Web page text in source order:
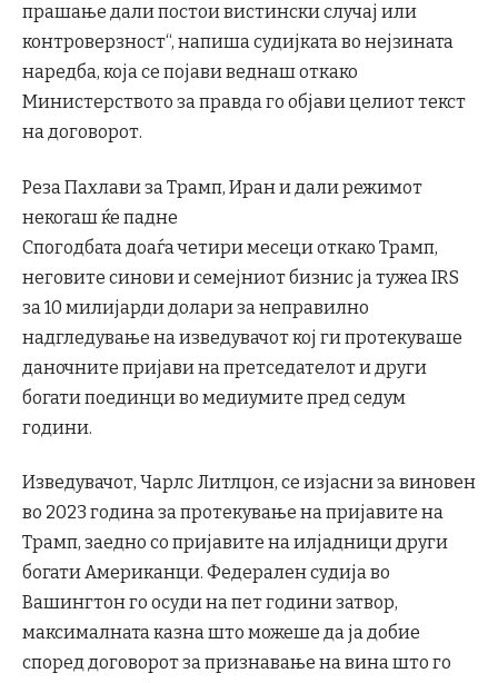
прашање дали постои вистински случај или
контроверзност“, напиша судијката во нејзината
наредба, која се појави веднаш откако
Министерството за правда го објави целиот текст
на договорот.
Реза Пахлави за Трамп, Иран и дали режимот
некогаш ќе падне
Спогодбата доаѓа четири месеци откако Трамп,
неговите синови и семејниот бизнис ја тужеа IRS
за 10 милијарди долари за неправилно
надгледување на изведувачот кој ги протекуваше
даночните пријави на претседателот и други
богати поединци во медиумите пред седум
години.
Изведувачот, Чарлс Литлџон, се изјасни за виновен
во 2023 година за протекување на пријавите на
Трамп, заедно со пријавите на илјадници други
богати Американци. Федерален судија во
Вашингтон го осуди на пет години затвор,
максималната казна што можеше да ја добие
според договорот за признавање на вина што го